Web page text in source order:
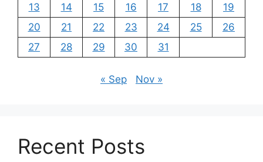
13
14 15 16 17 18
19
20
21 22 23 24 25
26
27
28 29 30 31
« Sep Nov »
Recent Posts